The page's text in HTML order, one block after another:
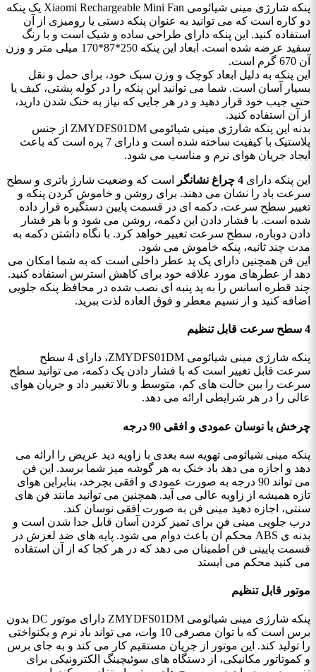
پنکه شارژی مینی شیائومی Xiaomi Rechargeable Mini Fan یک پنکه
دو کاره است که می‌ توانید به عنوان پنکه دستی یا رومیزی از آن
استفاده کنید. این پنکه دارای طراحی ساده و شیک است و با رنگ
سفید عرضه شده است. ابعاد این پنکه 250*87*170 میلی ‌متر و وزن
آن 670 گرم است.
این پنکه به دلیل ابعاد کوچک و وزن سبک خود، برای حمل و نقل
بسیار آسان است. شما می ‌توانید این پنکه را در کوله ‌پشتی، کیف یا
حتی جیب خود قرار دهید و در هر جایی که نیاز به خنک شدن دارید،
از آن استفاده کنید.
بدنه این پنکه شارژی مینی شیائومی ZMYDFS01DM از جنس
پلاستیک با کیفیت ساخته شده است و دارای 7 پره است که باعث
ایجاد جریان هوای نرم و مناسب می‌ شود.
این پنکه دارای
است که وضعیت شارژ باتری و سطح
سرعت باد را نشان می‌ دهند. برای روشن و خاموش کردن پنکه و
تغییر سطح سرعت، دکمه ‌ای در قسمت پایین دستگیره قرار داده
شده است. با فشار دادن این دکمه، روشن می ‌شود و با هر فشار
دادن دوباره، سطح سرعت تغییر خواهد کرد. با نگاه داشتن دکمه به
مدت چند ثانیه، پنکه خاموش می شود.
این فن همچنین دارای یک پد عطر داخلی است که به شما امکان می
دهد از عطرهای مورد علاقه خود برای کاهش استرس استفاده کنید.
چند قطره اسانس را به پد پنبه ای نصب شده در محافظ پنکه جلویی
اضافه کنید و از نسیم معطر و فوق العاده لذت ببرید.
4 سطح سرعت قابل تنظیم
پنکه شارژی مینی شیائومی ZMYDFS01DM، دارای 4 سطح
سرعت قابل تغییر است که با فشار دادن یک دکمه، می‌ توانید سطح
سرعت را بین حالت ‌های کم، متوسط و بالا تغییر داد و جریان هوای
عالی را در هر شرایطی ارائه می دهد.
چرخش با نوسان عمودی و افقی 90 درجه
پنکه مینی شیائومی تهویه سه بعدی با زاویه دید عریض را ارائه می
دهد و اجازه می دهد باد خنک به هر گوشه میز شما برسد. این فن
می تواند 90 درجه به صورت عمودی و افقی بچرخد، بنابراین هوای
تازه همیشه از زاویه عالی می آید. همچنین می ‌توانید مانند فن‌ های
سنتی، اجازه دهید مینی فن به صورت افقی نوسان کند.
درب جلویی مینی فن برای تمیز کردن آسان قابل جدا شدن است و
بدنه ی ABS محکم آن باعث دوام می شود. پایه های ضد لغزش در
قسمت پایینی فن اطمینان می دهد که در هر کجا که از آن استفاده
می کنید محکم می ایستد
موتور قابل تنظیم
پنکه شارژی مینی شیائومی ZMYDFS01DM دارای موتور DC بدون
برس است که با توان مصرفی 10 وات، می ‌تواند باد نرم و یکنواختی
را تولید کند. این موتور از جریان مستقیم کار می ‌کند و به جای برس
و کموتاتور مکانیکی، از دستگاه ‌های سوئیچینگ الکترونیکی برای